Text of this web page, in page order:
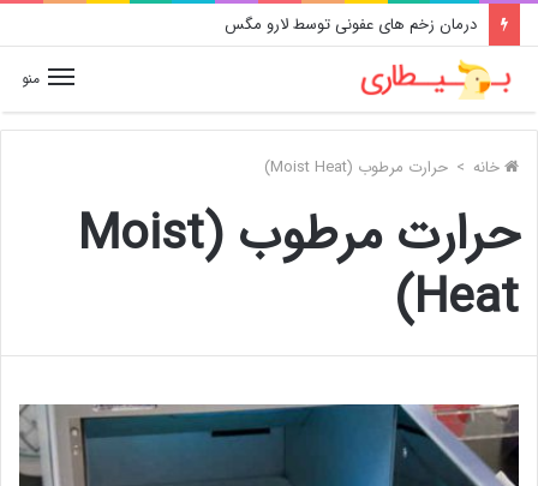
درمان زخم های عفونی توسط لارو مگس
منو
خانه > حرارت مرطوب (Moist Heat)
حرارت مرطوب (Moist
Heat)